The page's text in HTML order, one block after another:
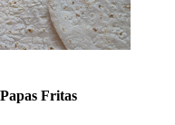
Papas Fritas